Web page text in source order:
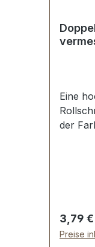
Eine
der
3,79 €
Preise